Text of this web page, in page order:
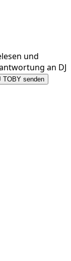
und
an DJ
TOBY senden